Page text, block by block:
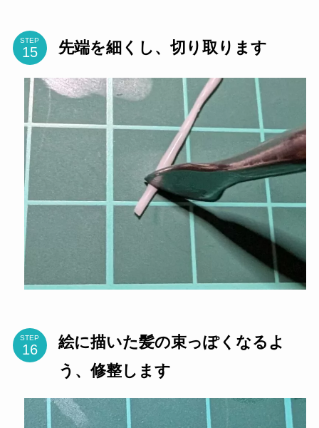
STEP 先端を細くし、切り取ります
STEP
絵に描いた髪の束っぽくなるよ
う、修整します